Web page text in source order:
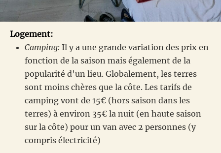
Logement:
Camping: Il y a une grande variation des prix en
fonction de la saison mais également de la
popularité d'un lieu. Globalement, les terres
sont moins chères que la côte. Les tarifs de
camping vont de 15€ (hors saison dans les
terres) à environ 35€ la nuit (en haute saison
sur la côte) pour un van avec 2 personnes (y
compris électricité)